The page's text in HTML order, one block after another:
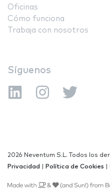
Oficinas
Cómo funciona
Trabaja con nosotros
Síguenos
2026 Neventum S.L. Todos los
Privacidad
Política de Cookies